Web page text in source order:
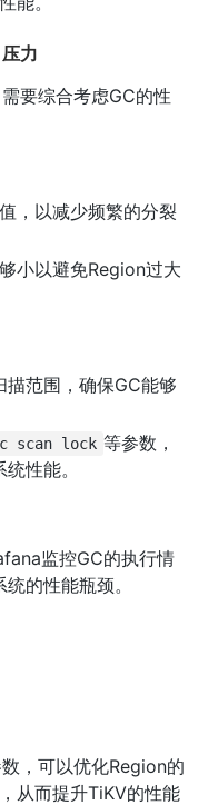
力
要综合考虑GC的性
，以减少频繁的分裂
小以避免Region过大
范围，确保GC能够
scan lock 等参数，
性能。
监控GC的执行情
的性能瓶颈。
，可以优化Region的
从而提升TiKV的性能